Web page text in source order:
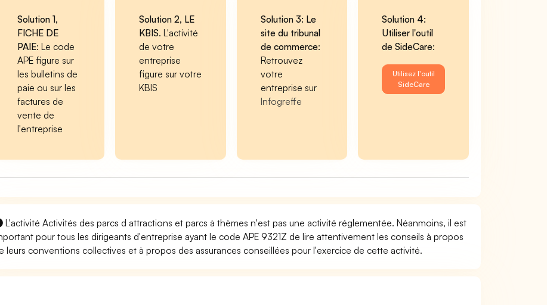
Solution 1,
FICHE DE
PAIE: Le code
APE figure sur
les bulletins de
paie ou sur les
factures de
vente de
l'entreprise
Solution 2, LE
KBIS. L'activité
de votre
entreprise
figure sur votre
KBIS
Solution 3: Le
site du tribunal
de commerce:
Retrouvez
votre
entreprise sur
Infogreffe
Solution 4:
Utiliser l'outil
de SideCare:
Utilisez l'outil
SideCare
L'activité Activités des parcs d attractions et parcs à thèmes n'est pas une activité réglementée. Néanmoins, il est
pour tous les dirigeants d'entreprise ayant le code APE 9321Z de lire attentivement les conseils à propos
leurs conventions collectives et à propos des assurances conseillées pour l'exercice de cette activité.